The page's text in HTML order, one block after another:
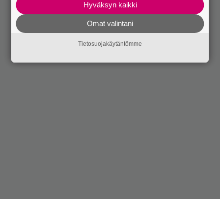
Hyväksyn kaikki
Omat valintani
Tietosuojakäytäntömme